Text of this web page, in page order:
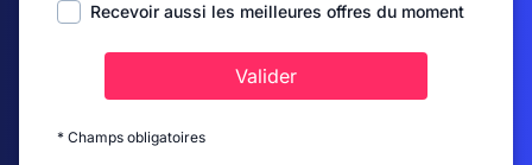
Recevoir aussi les meilleures offres du moment
Valider
* Champs obligatoires